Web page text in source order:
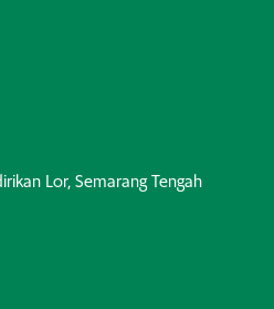
Lor, Semarang Tengah